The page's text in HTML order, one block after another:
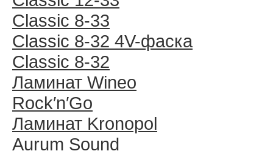
Classic 8-33
Classic 8-32 4V-фаска
Classic 8-32
Ламинат Wineo
Rock′n′Go
Ламинат Kronopol
Aurum Sound